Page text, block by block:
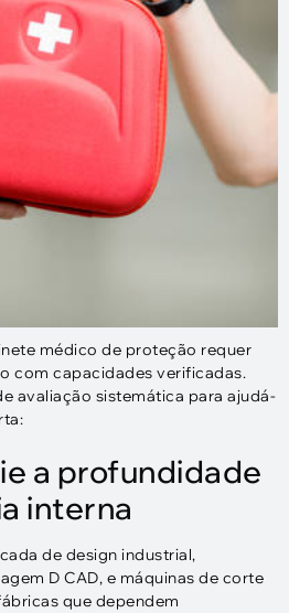
médico de proteção requer
com capacidades verificadas.
avaliação sistemática para ajudá-
a profundidade
interna
de design industrial,
D CAD, e máquinas de corte
que dependem